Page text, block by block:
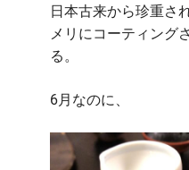
日本古来から珍重さ
メリにコーティング
る。
6月なのに、